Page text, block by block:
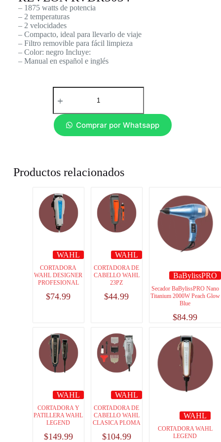
– 1875 watts de potencia
– 2 temperaturas
– 2 velocidades
– Compacto, ideal para llevarlo de viaje
– Filtro removible para fácil limpieza
– Color: negro Incluye:
– Manual en español e inglés
Comprar por Whatsapp
Productos relacionados
WAHL
CORTADORA
WAHL DESIGNER
PROFESIONAL
$74.99
WAHL
CORTADORA DE
CABELLO WAHL
23PZ
$44.99
BaBylissPRO
Secador BaBylissPRO Nano
Titanium 2000W Peach Glow
Blue
$84.99
WAHL
CORTADORA Y
PATILLERA WAHL
LEGEND
$149.99
WAHL
CORTADORA DE
CABELLO WAHL
CLASICA PLOMA
$104.99
WAHL
CORTADORA WAHL
LEGEND